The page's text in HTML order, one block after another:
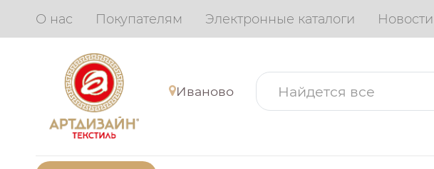
О нас Покупателям Электронные каталоги Новости
Иваново